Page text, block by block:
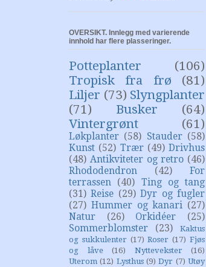
OVERSIKT. Innlegg med varierende
innhold har flere plasseringer.
Potteplanter
(106)
Tropisk fra frø
(81)
Liljer (73) Slyngplanter
(71)
Busker
(64)
Vintergrønt
(61)
Løkplanter (58) Stauder (58)
Kunst (52) Trær (49) Drivhus
(48) Antikviteter og retro (46)
Rhododendron
(42)
For
terrassen (40) Ting og tang
(31) Reise (29) Dyr og fugler
(27) Hummer og kanari (27)
Natur
(26) Orkidéer
(25)
Sommerblomster
(23)
Kaktus
og sukkulenter (17) Roser (17) Fjøs
og låve
(16) Nyttevekster
(16)
Uterom (12) Lysthus (9) Dyr (7) Utøy